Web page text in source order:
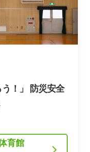
！」 防災安全
育館